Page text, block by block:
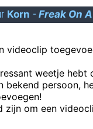
een zangeres die
- freek
overeenkomstige
Wie oft soll ich dir das
Korn - Freak On
videoclip
weetje hebt
bekend persoon,
zijn om een